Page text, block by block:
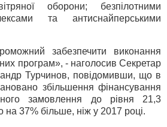
оборони; безпілотними
та антиснайперськими
забезпечити виконання
програм», - наголосив Секретар
Турчинов, повідомивши, що в
збільшення фінансування
замовлення до рівня 21,3
на 37% більше, ніж у 2017 році.